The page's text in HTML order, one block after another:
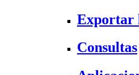
Exportar
Consultas